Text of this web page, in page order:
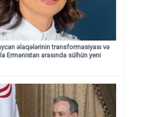
əlaqələrinin transformasiyası və
Ermənistan arasında sülhün yeni